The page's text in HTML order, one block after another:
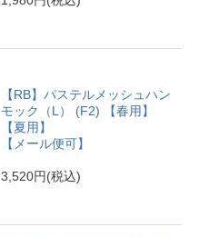
【RB】パステルメッシュハン
モック（L） (F2) 【春用】
【夏用】
【メール便可】
3,520円(税込)